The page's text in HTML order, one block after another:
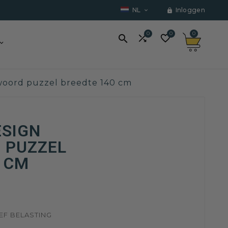
NL   Inloggen
 0 0 0
puzzel breedte 140 cm
PUZZEL
BELASTING